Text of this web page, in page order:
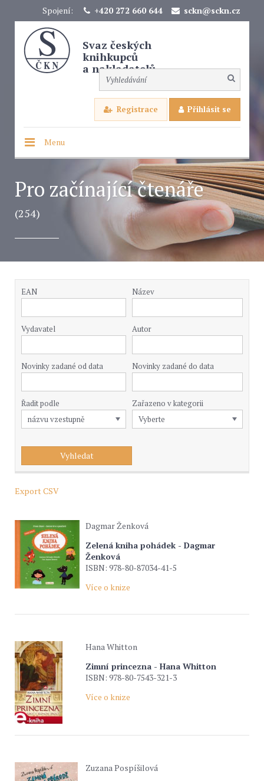
Spojení: +420 272 660 644 sckn@sckn.cz
Svaz českých
knihkupců
a nakladatelů
Registrace Přihlásit se
Menu
Pro začínající čtenáře
(254)
EAN Název
Vydavatel Autor
Novinky zadané od data Novinky zadané do data
Řadit podle Zařazeno v kategorii
Export CSV
Dagmar Ženková
Zelená kniha pohádek - Dagmar
Ženková
ISBN: 978-80-87034-41-5
Více o knize
Hana Whitton
Zimní princezna - Hana Whitton
ISBN: 978-80-7543-321-3
Více o knize
Zuzana Pospíšilová